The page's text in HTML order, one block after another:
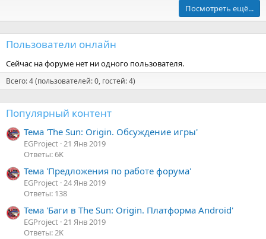
)
п
о
ф
и
л
е
e
o
с
а
(
а
)
в
о
л
G
Посмотреть ещё...
Пользователи онлайн
Сейчас на форуме нет ни одного пользователя.
Всего: 4 (пользователей: 0, гостей: 4)
Популярный контент
Тема 'The Sun: Origin. Обсуждение игры'
EGProject 21 Янв 2019
Ответы: 6K
Тема 'Предложения по работе форума'
EGProject 24 Янв 2019
Ответы: 138
Тема 'Баги в The Sun: Origin. Платформа Android'
EGProject 21 Янв 2019
Ответы: 2K